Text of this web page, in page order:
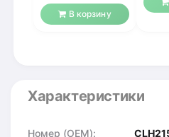
В корзину
Характеристики
Номер (OEM):